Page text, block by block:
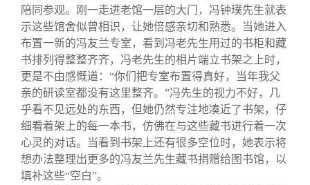
陪同参观。刚一走进老馆一层的大门，冯钟璞先生就表
示这些馆舍似曾相识，让她倍感亲切和熟悉。当她进入
布置一新的冯友兰专室，看到冯老先生用过的书柜和藏
书排列得整整齐齐，冯老先生的相片端立书架之上时，
更是不由感慨道：“你们把专室布置得真好，当年我父
亲的研读室都没有这里整齐。”冯先生的视力不好，几
乎看不见远处的东西，但她仍然专注地凑近了书架，仔
细看着架上的每一本书，仿佛在与这些藏书进行着一次
心灵的对话。当看到书架上还有很多空位时，她表示将
想办法整理出更多的冯友兰先生藏书捐赠给图书馆，以
填补这些“空白”。